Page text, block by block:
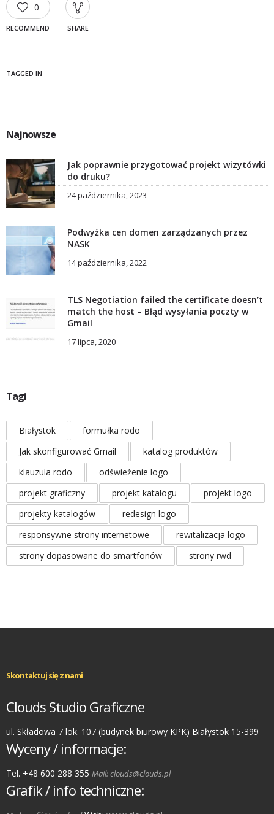
0
RECOMMEND SHARE
TAGGED IN
Najnowsze
Jak poprawnie przygotować projekt wizytówki
do druku?
24 października, 2023
Podwyżka cen domen zarządzanych przez
NASK
14 października, 2022
TLS Negotiation failed the certificate doesn’t
match the host – Błąd wysyłania poczty w
Gmail
17 lipca, 2020
Tagi
Białystok
formułka rodo
Jak skonfigurować Gmail
katalog produktów
klauzula rodo
odświeżenie logo
projekt graficzny
projekt katalogu
projekt logo
projekty katalogów
redesign logo
responsywne strony internetowe
rewitalizacja logo
strony dopasowane do smartfonów
strony rwd
Skontaktuj się z nami
Clouds Studio Graficzne
ul. Składowa 7 lok. 107 (budynek biurowy KPK) Białystok 15-399
Wyceny / informacje:
Tel. +48 600 288 355 Mail: clouds@clouds.pl
Grafik / info techniczne: